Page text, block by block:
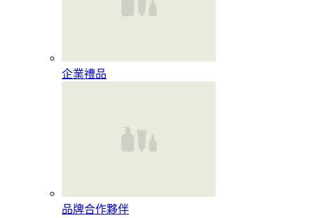
企業禮品
品牌合作夥伴